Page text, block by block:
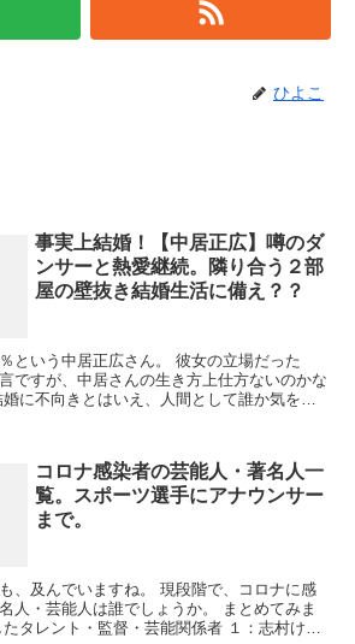
ひよこ
事実上結婚！【中居正広】噂のダ
ンサーと熱愛継続。隣り合う２部
屋の壁抜き結婚生活に備え？？
という中居正広さん。 彼女の立場だった
ですが、中居さんの生き方上仕方ないのかな
コロナ感染者の芸能人・著名人一
覧。スポーツ選手にアナウンサー
まで。
、及んでいますね。 現段階で、コロナに感
人・芸能人は誰でしょうか。 まとめてみま
タレント・監督・芸能関係者 １：志村けん